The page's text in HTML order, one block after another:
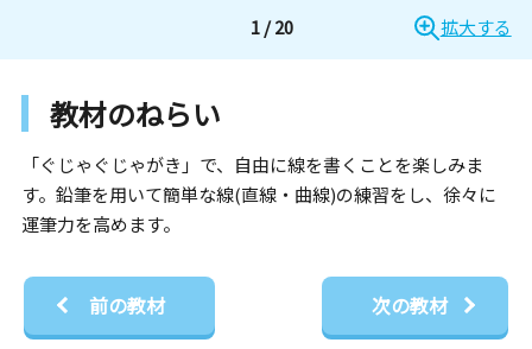
拡大する
1/20
教材のねらい
「ぐじゃぐじゃがき」で、自由に線を書くことを楽しみま
す。鉛筆を用いて簡単な線(直線・曲線)の練習をし、徐々に
運筆力を高めます。
前の教材 次の教材